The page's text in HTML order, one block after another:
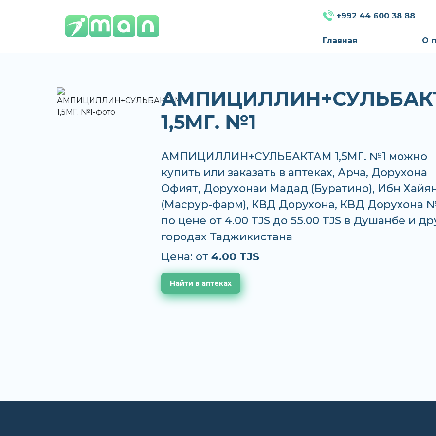
+992 44 600 38 88
Главная О
1,5МГ. №1
АМПИЦИЛЛИН+СУЛЬБАКТАМ 1,5МГ. №1 можно
купить или заказать в аптеках, Арча, Дорухона
Офият, Дорухонаи Мадад (Буратино), Ибн
(Масрур-фарм), КВД Дорухона, КВД Дорухона
по цене от 4.00 TJS до 55.00 TJS в Душанбе и
городах Таджикистана
Цена: от 4.00 TJS
Найти в аптеках